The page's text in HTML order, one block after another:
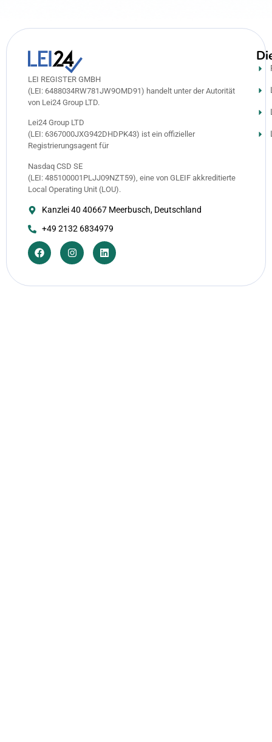
LEI REGISTER GMBH
(LEI: 6488034RW781JW9OMD91) handelt unter der Autorität
von Lei24 Group LTD.
Lei24 Group LTD
(LEI: 6367000JXG942DHDPK43) ist ein offizieller
Registrierungsagent für
Nasdaq CSD SE
(LEI: 485100001PLJJ09NZT59), eine von GLEIF akkreditierte
Local Operating Unit (LOU).
Kanzlei 40 40667 Meerbusch, Deutschland
+49 2132 6834979